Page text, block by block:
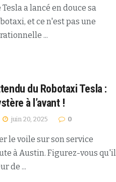
a lancé en douce sa
et ce n'est pas une
...
du Robotaxi Tesla :
à l’avant !
juin 20, 2025 0
le voile sur son service
à Austin. Figurez-vous qu'il
de ...